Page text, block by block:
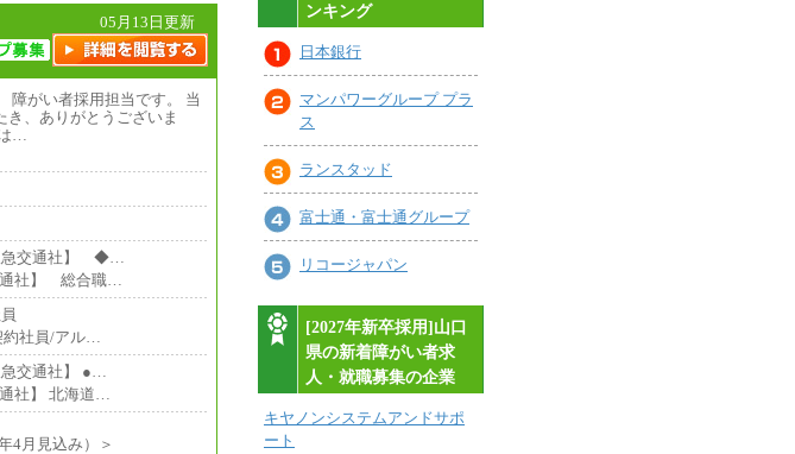
05月13日更新
がい者採用担当です。 当
き、ありがとうございま
…
急交通社】 ◆…
通社】 総合職…
社員/アル…
急交通社】 ●…
社】 北海道…
4月見込み）＞
ンキング
日本銀行
マンパワーグループ プラ
ス
ランスタッド
富士通・富士通グループ
リコージャパン
[2027年新卒採用]山口
県の新着障がい者求
人・就職募集の企業
キヤノンシステムアンドサポ
ート